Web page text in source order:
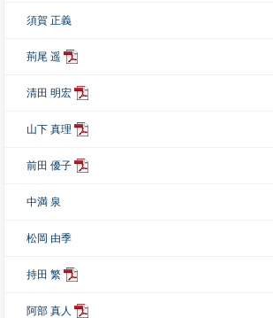
須賀 正義
荊尾 遥
清田 明宏
山下 真理
前田 優子
中満 泉
松岡 由季
持田 繁
阿部 真人